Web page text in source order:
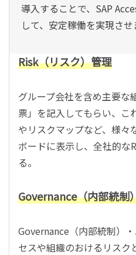
導入することで、SAP
して、安定稼働を実現させ
Risk（リスク）管理
グループ会社を含め主要な
票」を記入してもらい、こ
やリスクマップなど、様々
ボードに表示し、全社的な
る。
Governance（内部統制
Governance（内部統制）
セスや組織のおけるリスク